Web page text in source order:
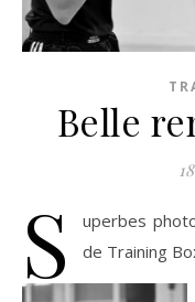
Belle
S
uperbes
de Training